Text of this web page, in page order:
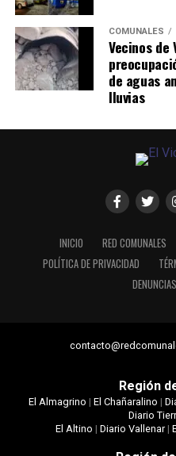
COMUNALES
Vecinos
de aguas
lluvias
INICIO RED COMUNALES
POLÍTICA DE PRIVACIDAD
DENUNCIAS
Región
El Almagrino | El Chañaralino |
Diario
El Altino | Diario Vallenar|